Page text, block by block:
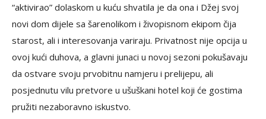
“aktivirao” dolaskom u kuću shvatila je da ona i Džej svoj
novi dom dijele sa šarenolikom i živopisnom ekipom čija
starost, ali i interesovanja variraju. Privatnost nije opcija u
ovoj kući duhova, a glavni junaci u novoj sezoni pokušavaju
da ostvare svoju prvobitnu namjeru i prelijepu, ali
posjednutu vilu pretvore u ušuškani hotel koji će gostima
pružiti nezaboravno iskustvo.